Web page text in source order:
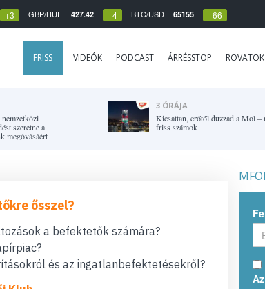
+3 GBP/HUF 427.42 +4 BTC/USD 65155 +66
FRISS VIDEÓK PODCAST ÁRRÉSSTOP ROVATOK
szeretne a
megóvásáért
3 ÓRÁJA
Kicsattan, erőtől duzzad a Mol –
friss számok
ősszel?
a befektetők számára?
és az ingatlanbefektetésekről?
Az